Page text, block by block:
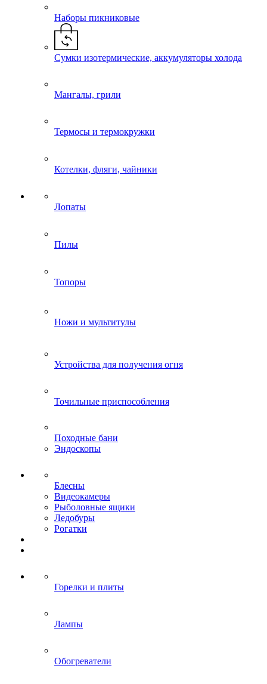
Наборы пикниковые
Сумки изотермические, аккумуляторы холода
Мангалы, грили
Термосы и термокружки
Котелки, фляги, чайники
Лопаты
Пилы
Топоры
Ножи и мультитулы
Устройства для получения огня
Точильные приспособления
Походные бани
Эндоскопы
Блесны
Видеокамеры
Рыболовные ящики
Ледобуры
Рогатки
Горелки и плиты
Лампы
Обогреватели